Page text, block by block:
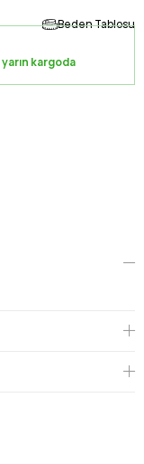
Beden Tablosu
yarın kargoda